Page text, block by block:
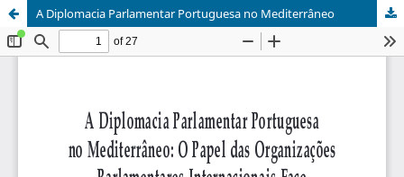
A Diplomacia Parlamentar Portuguesa no Mediterrâneo